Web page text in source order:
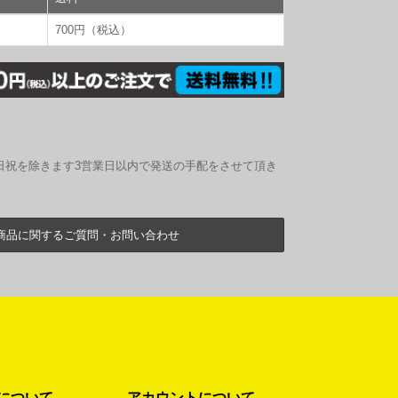
700円（税込）
祝を除きます3営業日以内で発送の手配をさせて頂き
品に関するご質問・お問い合わせ